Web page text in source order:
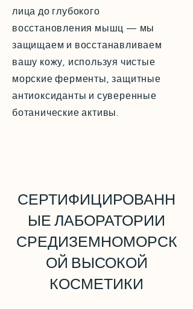
лица до глубокого
восстановления мышц — мы
защищаем и восстанавливаем
вашу кожу, используя чистые
морские ферменты, защитные
антиоксиданты и суверенные
ботанические активы.
СЕРТИФИЦИРОВАНН
ЫЕ ЛАБОРАТОРИИ
СРЕДИЗЕМНОМОРСК
ОЙ ВЫСОКОЙ
КОСМЕТИКИ